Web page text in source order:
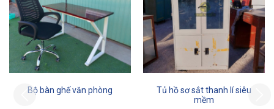
Bộ bàn ghế văn phòng
Tủ hồ sơ sắt thanh lí siêu
mềm
Previous